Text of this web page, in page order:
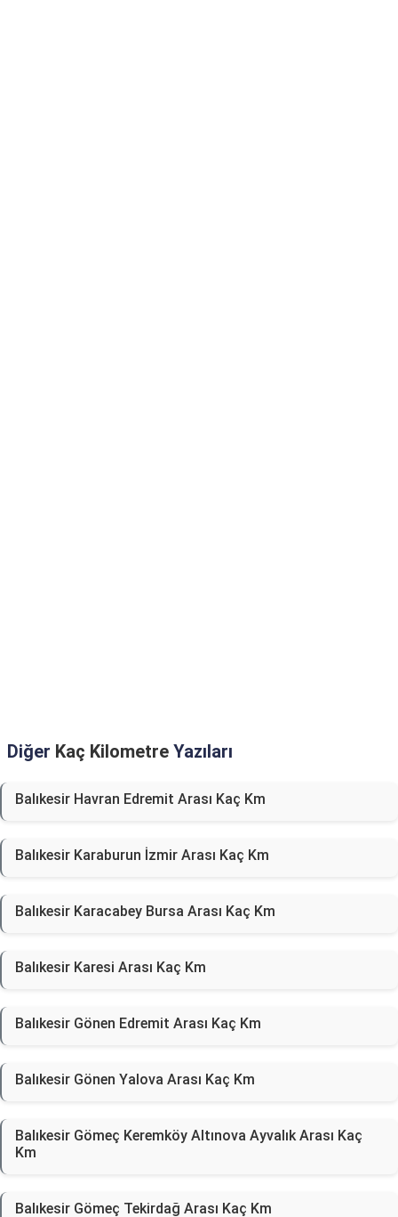
Diğer Kaç Kilometre Yazıları
Balıkesir Havran Edremit Arası Kaç Km
Balıkesir Karaburun İzmir Arası Kaç Km
Balıkesir Karacabey Bursa Arası Kaç Km
Balıkesir Karesi Arası Kaç Km
Balıkesir Gönen Edremit Arası Kaç Km
Balıkesir Gönen Yalova Arası Kaç Km
Balıkesir Gömeç Keremköy Altınova Ayvalık Arası Kaç
Km
Balıkesir Gömeç Tekirdağ Arası Kaç Km